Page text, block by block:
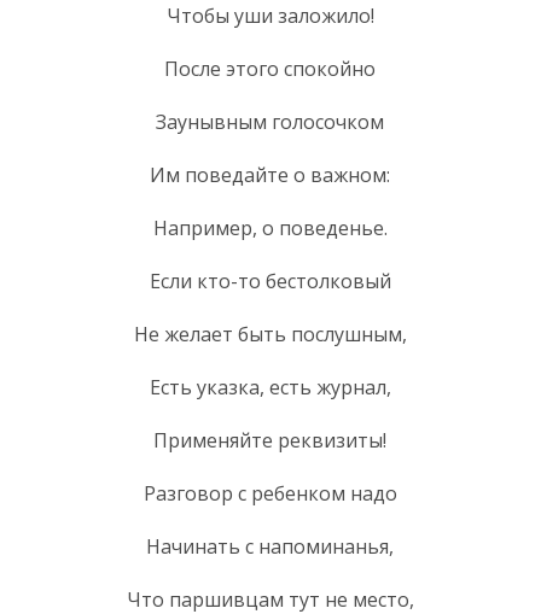
Чтобы уши заложило!
После этого спокойно
Заунывным голосочком
Им поведайте о важном:
Например, о поведенье.
Если кто-то бестолковый
Не желает быть послушным,
Есть указка, есть журнал,
Применяйте реквизиты!
Разговор с ребенком надо
Начинать с напоминанья,
Что паршивцам тут не место,